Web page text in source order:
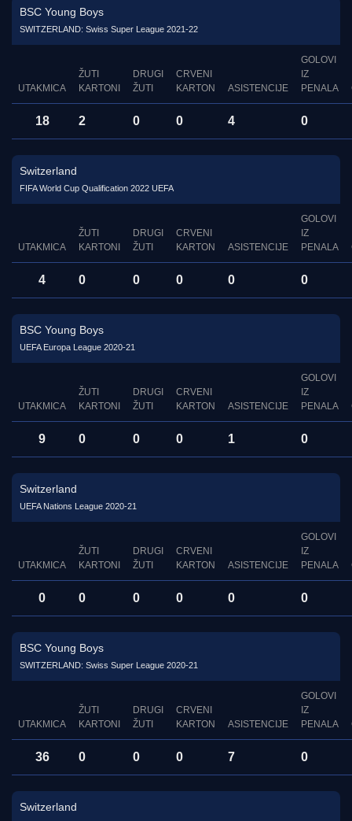
BSC Young Boys
SWITZERLAND: Swiss Super League 2021-22
UTAKMICA
ŽUTI
KARTONI
DRUGI
ŽUTI
CRVENI
KARTON
ASISTENCIJE
GOLOVI
IZ
PENALA
18 2 0 0 4 0
Switzerland
FIFA World Cup Qualification 2022 UEFA
UTAKMICA
ŽUTI
KARTONI
DRUGI
ŽUTI
CRVENI
KARTON
ASISTENCIJE
GOLOVI
IZ
PENALA
4 0 0 0 0 0
BSC Young Boys
UEFA Europa League 2020-21
UTAKMICA
ŽUTI
KARTONI
DRUGI
ŽUTI
CRVENI
KARTON
ASISTENCIJE
GOLOVI
IZ
PENALA
9 0 0 0 1 0
Switzerland
UEFA Nations League 2020-21
UTAKMICA
ŽUTI
KARTONI
DRUGI
ŽUTI
CRVENI
KARTON
ASISTENCIJE
GOLOVI
IZ
PENALA
0 0 0 0 0 0
BSC Young Boys
SWITZERLAND: Swiss Super League 2020-21
UTAKMICA
ŽUTI
KARTONI
DRUGI
ŽUTI
CRVENI
KARTON
ASISTENCIJE
GOLOVI
IZ
PENALA
36 0 0 0 7 0
Switzerland